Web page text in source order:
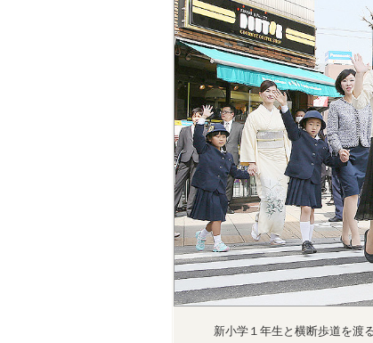
新小学１年生と横断歩道を渡